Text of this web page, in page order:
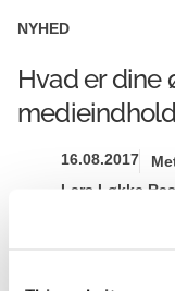
NYHED
Hvad er dine
16.08.2017
Lars Løkke
Antennerne